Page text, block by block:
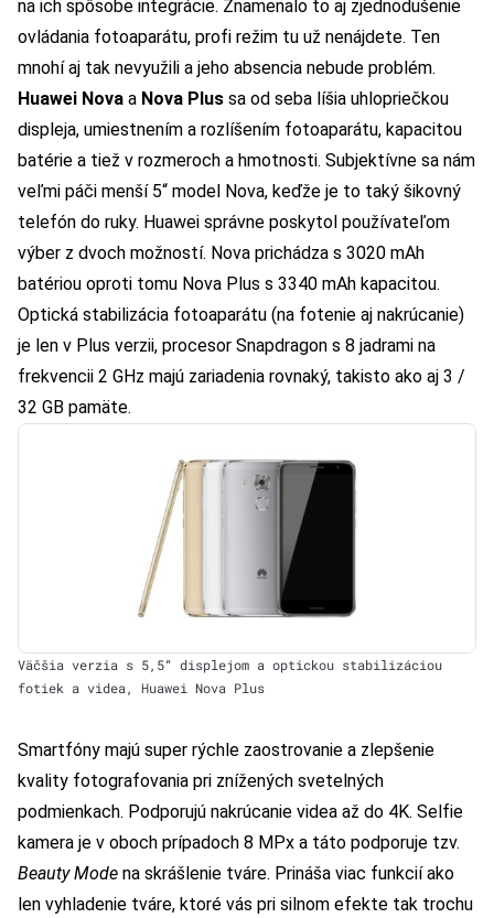
na ich spôsobe integrácie. Znamenalo to aj zjednodušenie
ovládania fotoaparátu, profi režim tu už nenájdete. Ten
mnohí aj tak nevyužili a jeho absencia nebude problém.
Huawei Nova a Nova Plus sa od seba líšia uhlopriečkou
displeja, umiestnením a rozlíšením fotoaparátu, kapacitou
batérie a tiež v rozmeroch a hmotnosti. Subjektívne sa nám
veľmi páči menší 5“ model Nova, keďže je to taký šikovný
telefón do ruky. Huawei správne poskytol používateľom
výber z dvoch možností. Nova prichádza s 3020 mAh
batériou oproti tomu Nova Plus s 3340 mAh kapacitou.
Optická stabilizácia fotoaparátu (na fotenie aj nakrúcanie)
je len v Plus verzii, procesor Snapdragon s 8 jadrami na
frekvencii 2 GHz majú zariadenia rovnaký, takisto ako aj 3 /
32 GB pamäte.
Väčšia verzia s 5,5“ displejom a optickou stabilizáciou
fotiek a videa, Huawei Nova Plus
Smartfóny majú super rýchle zaostrovanie a zlepšenie
kvality fotografovania pri znížených svetelných
podmienkach. Podporujú nakrúcanie videa až do 4K. Selfie
kamera je v oboch prípadoch 8 MPx a táto podporuje tzv.
Beauty Mode na skrášlenie tváre. Prináša viac funkcií ako
len vyhladenie tváre, ktoré vás pri silnom efekte tak trochu